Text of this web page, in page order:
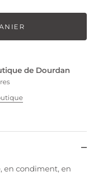
de Dourdan
en condiment, en